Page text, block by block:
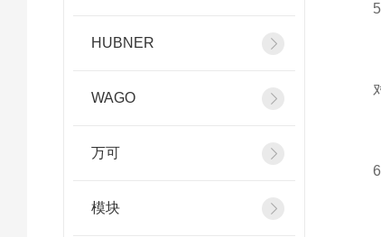
HUBNER
WAGO
万可
模块
5、
对
6、